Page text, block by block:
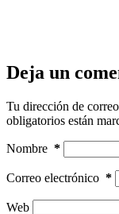
Deja un
Tu dirección de
obligatorios están
Nombre *
Correo electrónico *
Web